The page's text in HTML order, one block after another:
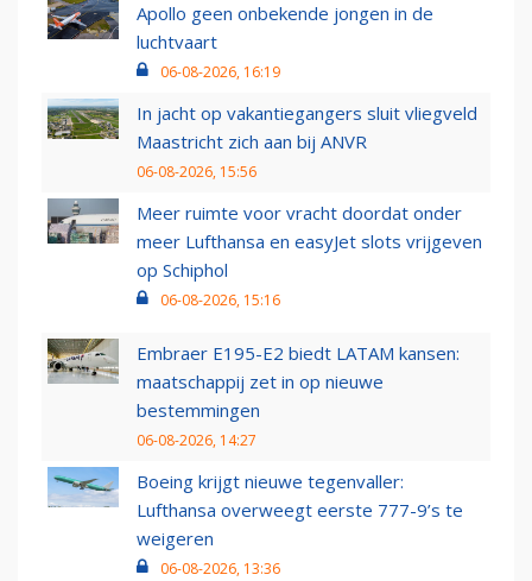
Apollo geen onbekende jongen in de
luchtvaart
06-08-2026, 16:19
In jacht op vakantiegangers sluit vliegveld
Maastricht zich aan bij ANVR
06-08-2026, 15:56
Meer ruimte voor vracht doordat onder
meer Lufthansa en easyJet slots vrijgeven
op Schiphol
06-08-2026, 15:16
Embraer E195-E2 biedt LATAM kansen:
maatschappij zet in op nieuwe
bestemmingen
06-08-2026, 14:27
Boeing krijgt nieuwe tegenvaller:
Lufthansa overweegt eerste 777-9’s te
weigeren
06-08-2026, 13:36